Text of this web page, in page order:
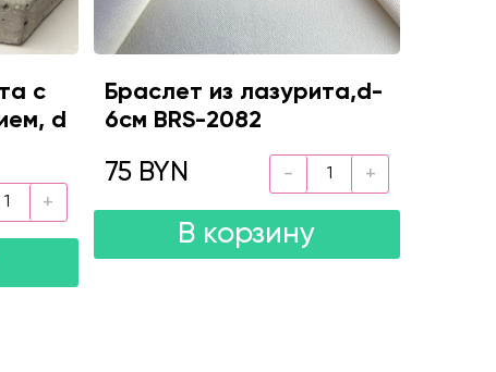
с
d
Браслет из лазурита,d-
6см BRS-2082
75 BYN
В корзину